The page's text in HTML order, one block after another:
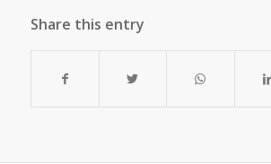
Share this entry